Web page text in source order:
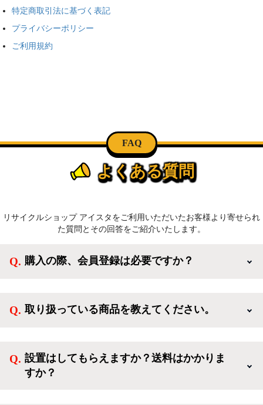
特定商取引法に基づく表記
プライバシーポリシー
ご利用規約
FAQ
よくある質問
リサイクルショップ アイスタをご利用いただいたお客様より寄せられ
た質問とその回答をご紹介いたします。
購入の際、会員登録は必要ですか？
方、登録しなくてもカートに商品を入れた後、ログイ
取り扱っている商品を教えてください。
活を応援するような家電セットから、季節・空調家
電、調理家電、生活家電まで、幅広く中古家電を取り
設置はしてもらえますか？送料はかかりま
すか？